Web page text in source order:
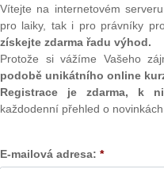
proměnu z právníka na
otevírá rozhovor na téma
Slovensko. Zmiňuje, že až
řízení letového provozu.
neodmyslitelnou součástí
napomohla,“ říká Jan
Vítejte na internetovém
pro laiky, tak i pro právníky
získejte zdarma řadu výhod.
Protože si vážíme Vašeho
podobě unikátního online
Registrace je zdarma, k
každodenní přehled o
E-mailová adresa: *